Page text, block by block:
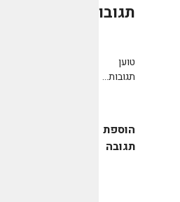
תגובות
טוען
תגובות...
הוספת
תגובה